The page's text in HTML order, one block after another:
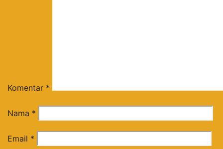
Komentar *
Nama *
Email *